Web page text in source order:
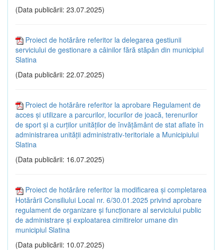
(Data publicării: 23.07.2025)
Proiect de hotărâre referitor la delegarea gestiunii
serviciului de gestionare a câinilor fără stăpân din municipiul
Slatina
(Data publicării: 22.07.2025)
Proiect de hotărâre referitor la aprobare Regulament de
acces și utilizare a parcurilor, locurilor de joacă, terenurilor
de sport și a curților unităților de învățământ de stat aflate în
administrarea unității administrativ-teritoriale a Municipiului
Slatina
(Data publicării: 16.07.2025)
Proiect de hotărâre referitor la modificarea și completarea
Hotărârii Consiliului Local nr. 6/30.01.2025 privind aprobare
regulament de organizare și funcționare al serviciului public
de administrare și exploatarea cimitirelor umane din
municipiul Slatina
(Data publicării: 10.07.2025)